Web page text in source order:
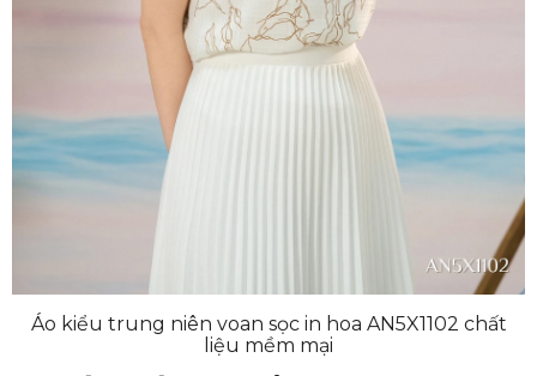
Áo kiểu trung niên voan sọc in hoa AN5X1102 chất
liệu mềm mại